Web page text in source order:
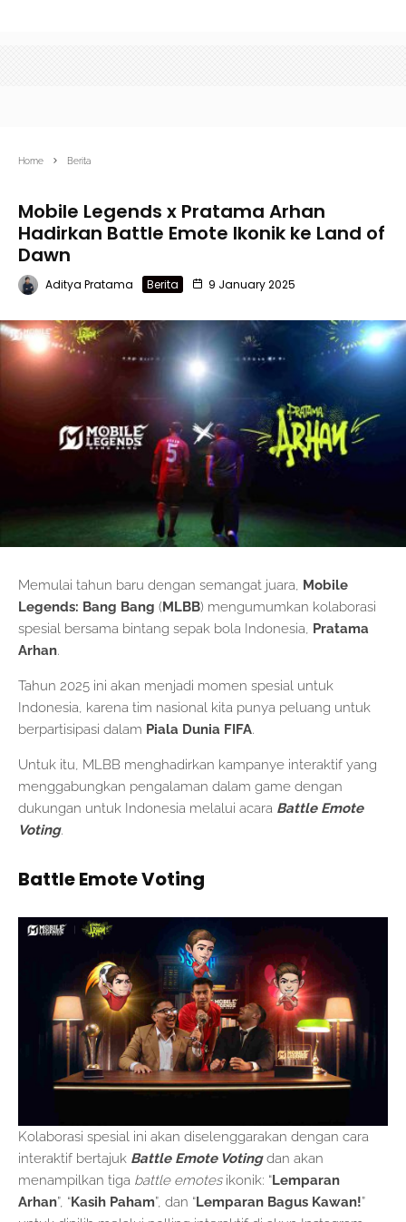
Home Berita
Mobile Legends x Pratama Arhan
Hadirkan Battle Emote Ikonik ke Land of
Dawn
Aditya Pratama Berita 9 January 2025
Memulai tahun baru dengan semangat juara, Mobile
Legends: Bang Bang (MLBB) mengumumkan kolaborasi
spesial bersama bintang sepak bola Indonesia, Pratama
Arhan.
Tahun 2025 ini akan menjadi momen spesial untuk
Indonesia, karena tim nasional kita punya peluang untuk
berpartisipasi dalam Piala Dunia FIFA.
Untuk itu, MLBB menghadirkan kampanye interaktif yang
menggabungkan pengalaman dalam game dengan
dukungan untuk Indonesia melalui acara Battle Emote
Voting.
Battle Emote Voting
Kolaborasi spesial ini akan diselenggarakan dengan cara
interaktif bertajuk Battle Emote Votingdan akan
menampilkan tiga battle emotesikonik: “Lemparan
Arhan”, “Kasih Paham”, dan “Lemparan Bagus Kawan!”